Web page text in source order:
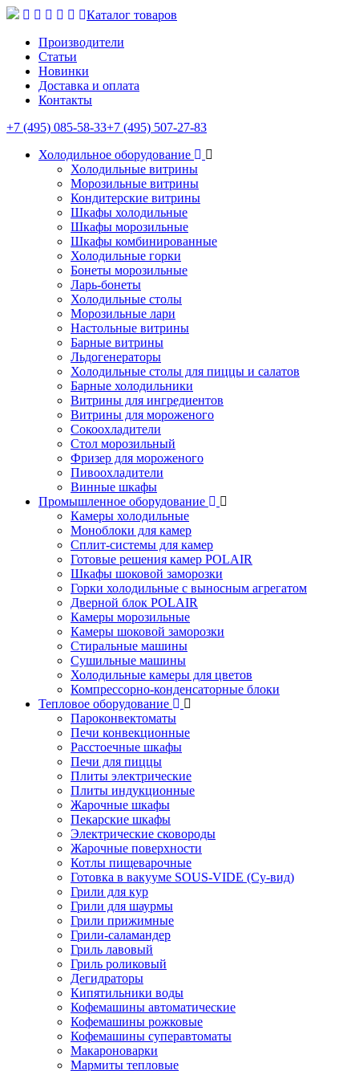
Каталог товаров
Производители
Статьи
Новинки
Доставка и оплата
Контакты
+7 (495) 085-58-33+7 (495) 507-27-83
Холодильное оборудование
Холодильные витрины
Морозильные витрины
Кондитерские витрины
Шкафы холодильные
Шкафы морозильные
Шкафы комбинированные
Холодильные горки
Бонеты морозильные
Ларь-бонеты
Холодильные столы
Морозильные лари
Настольные витрины
Барные витрины
Льдогенераторы
Холодильные столы для пиццы и салатов
Барные холодильники
Витрины для ингредиентов
Витрины для мороженого
Сокоохладители
Стол морозильный
Фризер для мороженого
Пивоохладители
Винные шкафы
Промышленное оборудование
Камеры холодильные
Моноблоки для камер
Сплит-системы для камер
Готовые решения камер POLAIR
Шкафы шоковой заморозки
Горки холодильные с выносным агрегатом
Дверной блок POLAIR
Камеры морозильные
Камеры шоковой заморозки
Стиральные машины
Сушильные машины
Холодильные камеры для цветов
Компрессорно-конденсаторные блоки
Тепловое оборудование
Пароконвектоматы
Печи конвекционные
Расстоечные шкафы
Печи для пиццы
Плиты электрические
Плиты индукционные
Жарочные шкафы
Пекарские шкафы
Электрические сковороды
Жарочные поверхности
Котлы пищеварочные
Готовка в вакууме SOUS-VIDE (Су-вид)
Грили для кур
Грили для шаурмы
Грили прижимные
Грили-саламандер
Гриль лавовый
Гриль роликовый
Дегидраторы
Кипятильники воды
Кофемашины автоматические
Кофемашины рожковые
Кофемашины суперавтоматы
Макароноварки
Мармиты тепловые